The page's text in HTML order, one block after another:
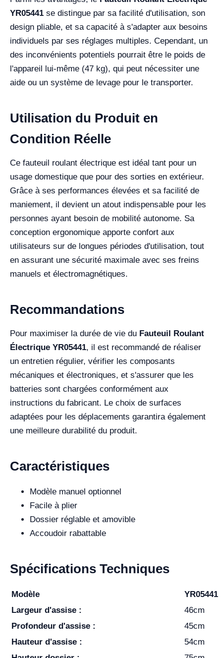
YR05441 se distingue par sa facilité d'utilisation, son
design pliable, et sa capacité à s'adapter aux besoins
individuels par ses réglages multiples. Cependant, un
des inconvénients potentiels pourrait être le poids de
l'appareil lui-même (47 kg), qui peut nécessiter une
aide ou un système de levage pour le transporter.
Utilisation du Produit en
Condition Réelle
Ce fauteuil roulant électrique est idéal tant pour un
usage domestique que pour des sorties en extérieur.
Grâce à ses performances élevées et sa facilité de
maniement, il devient un atout indispensable pour les
personnes ayant besoin de mobilité autonome. Sa
conception ergonomique apporte confort aux
utilisateurs sur de longues périodes d'utilisation, tout
en assurant une sécurité maximale avec ses freins
manuels et électromagnétiques.
Recommandations
Pour maximiser la durée de vie du Fauteuil Roulant
Électrique YR05441, il est recommandé de réaliser
un entretien régulier, vérifier les composants
mécaniques et électroniques, et s'assurer que les
batteries sont chargées conformément aux
instructions du fabricant. Le choix de surfaces
adaptées pour les déplacements garantira également
une meilleure durabilité du produit.
Caractéristiques
Modèle manuel optionnel
Facile à plier
Dossier réglable et amovible
Accoudoir rabattable
Spécifications Techniques
Modèle
YR05441
Largeur d'assise :
46cm
Profondeur d'assise :
45cm
Hauteur d'assise :
54cm